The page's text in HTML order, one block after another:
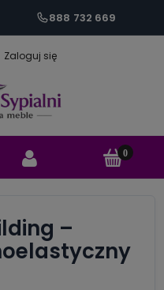
888 732 669
Zaloguj się
–